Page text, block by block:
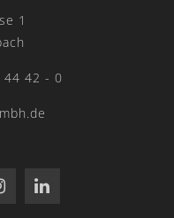
1
44 42 - 0